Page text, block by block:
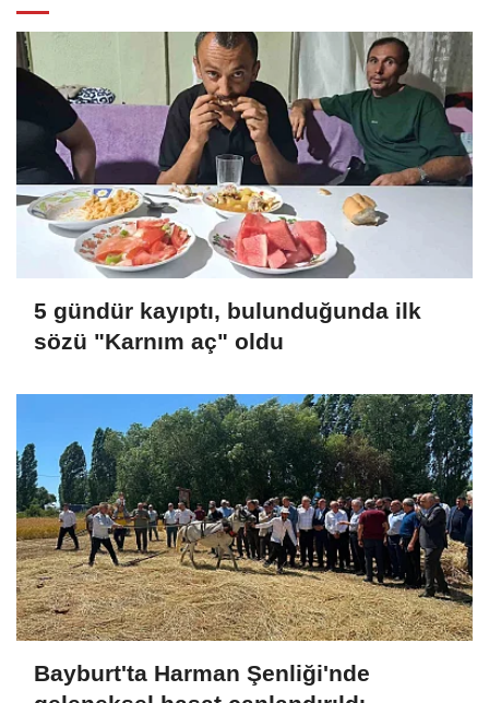
5 gündür kayıptı, bulunduğunda ilk
sözü "Karnım aç" oldu
Bayburt'ta Harman Şenliği'nde